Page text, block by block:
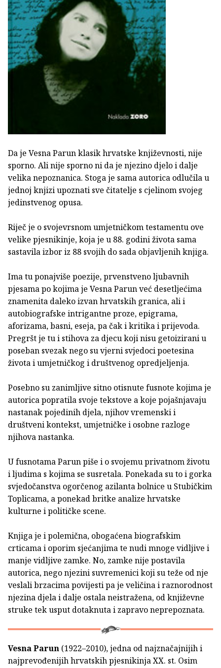
Da je Vesna Parun klasik hrvatske književnosti, nije
sporno. Ali nije sporno ni da je njezino djelo i dalje
velika nepoznanica. Stoga je sama autorica odlučila u
jednoj knjizi upoznati sve čitatelje s cjelinom svojeg
jedinstvenog opusa.
Riječ je o svojevrsnom umjetničkom testamentu ove
velike pjesnikinje, koja je u 88. godini života sama
sastavila izbor iz 88 svojih do sada objavljenih knjiga.
Ima tu ponajviše poezije, prvenstveno ljubavnih
pjesama po kojima je Vesna Parun već desetljećima
znamenita daleko izvan hrvatskih granica, ali i
autobiografske intrigantne proze, epigrama,
aforizama, basni, eseja, pa čak i kritika i prijevoda.
Pregršt je tu i stihova za djecu koji nisu getoizirani u
poseban svezak nego su vjerni svjedoci poetesina
života i umjetničkog i društvenog opredjeljenja.
Posebno su zanimljive sitno otisnute fusnote kojima je
autorica popratila svoje tekstove a koje pojašnjavaju
nastanak pojedinih djela, njihov vremenski i
društveni kontekst, umjetničke i osobne razloge
njihova nastanka.
U fusnotama Parun piše i o svojemu privatnom životu
i ljudima s kojima se susretala. Ponekada su to i gorka
svjedočanstva ogorčenog azilanta bolnice u Stubičkim
Toplicama, a ponekad britke analize hrvatske
kulturne i političke scene.
Knjiga je i polemična, obogaćena biografskim
crticama i oporim sjećanjima te nudi mnoge vidljive i
manje vidljive zamke. No, zamke nije postavila
autorica, nego njezini suvremenici koji su teže od nje
veslali brzacima povijesti pa je veličina i raznorodnost
njezina djela i dalje ostala neistražena, od književne
struke tek usput dotaknuta i zapravo neprepoznata.
Vesna Parun (1922–2010), jedna od najznačajnijih i
najprevođenijih hrvatskih pjesnikinja XX. st. Osim